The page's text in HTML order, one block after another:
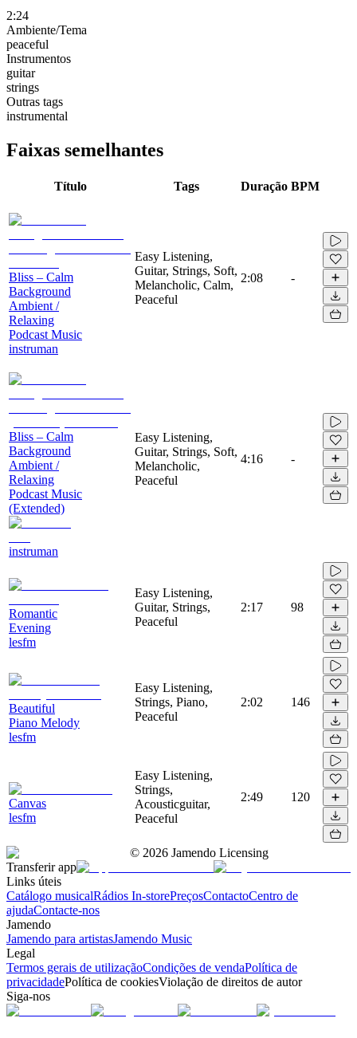
2:24
Ambiente/Tema
peaceful
Instrumentos
guitar
strings
Outras tags
instrumental
Faixas semelhantes
Título Tags Duração BPM
Bliss – Calm
Background
Ambient /
Relaxing
Podcast Music
instruman
Easy Listening,
Guitar, Strings, Soft,
Melancholic, Calm,
Peaceful
2:08 -
Bliss – Calm
Background
Ambient /
Relaxing
Podcast Music
(Extended)
instruman
Easy Listening,
Guitar, Strings, Soft,
Melancholic,
Peaceful
4:16 -
Romantic
Evening
lesfm
Easy Listening,
Guitar, Strings,
Peaceful
2:17 98
Beautiful
Piano Melody
lesfm
Easy Listening,
Strings, Piano,
Peaceful
2:02 146
Canvas
lesfm
Easy Listening,
Strings,
Acousticguitar,
Peaceful
2:49 120
© 2026 Jamendo Licensing
Transferir app
Links úteis
Catálogo musicalRádios In-storePreçosContactoCentro de
ajudaContacte-nos
Jamendo
Jamendo para artistasJamendo Music
Legal
Termos gerais de utilizaçãoCondições de vendaPolítica de
privacidadePolítica de cookiesViolação de direitos de autor
Siga-nos